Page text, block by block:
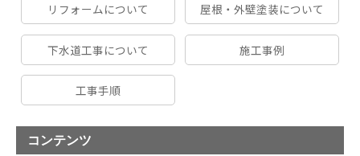
リフォームについて 屋根・外壁塗装について
下水道工事について 施工事例
工事手順
コンテンツ